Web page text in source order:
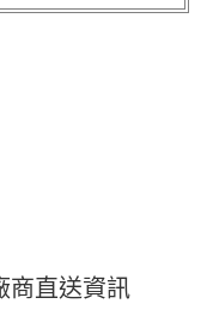
商直送資訊